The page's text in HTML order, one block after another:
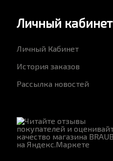
Личный кабинет
Личный Кабинет
История заказов
Рассылка новостей